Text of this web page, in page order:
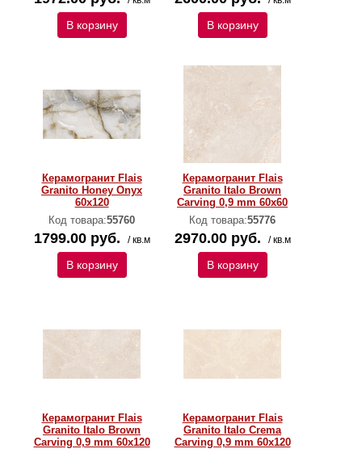
В корзину В корзину
Керамогранит Flais
Granito Honey Onyx
60х120
Код товара:55760
1799.00 руб. / кв.м
В корзину
Керамогранит Flais
Granito Italo Brown
Carving 0,9 mm 60х60
Код товара:55776
2970.00 руб. / кв.м
В корзину
Керамогранит Flais
Granito Italo Brown
Carving 0,9 mm 60х120
Керамогранит Flais
Granito Italo Crema
Carving 0,9 mm 60х120